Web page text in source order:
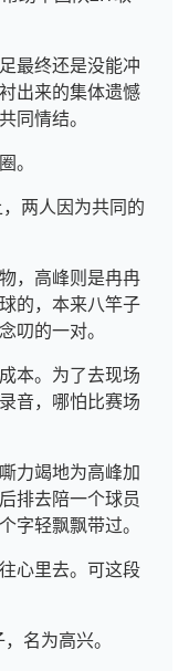
最终还是没能冲
出来的集体遗憾
同情结。
。
两人因为共同的
，高峰则是冉冉
的，本来八竿子
叨的一对。
本。为了去现场
音，哪怕比赛场
力竭地为高峰加
排去陪一个球员
字轻飘飘带过。
心里去。可这段
名为高兴。